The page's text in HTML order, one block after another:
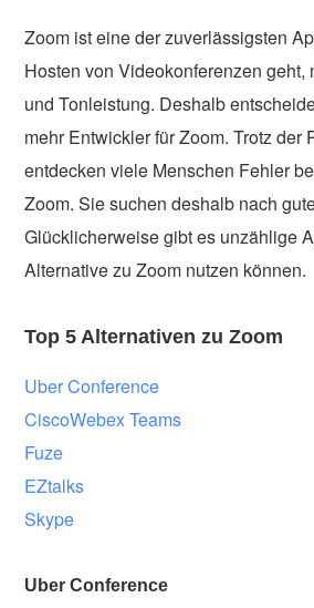
Zoom ist eine der zuverlässigsten
Hosten von Videokonferenzen geht,
und Tonleistung. Deshalb
mehr Entwickler für Zoom. Trotz der
entdecken viele Menschen Fehler
Zoom. Sie suchen deshalb nach
Glücklicherweise gibt es unzählige
Alternative zu Zoom nutzen können.
Top 5 Alternativen zu Zoom
Uber Conference
CiscoWebex Teams
Fuze
EZtalks
Skype
Uber Conference